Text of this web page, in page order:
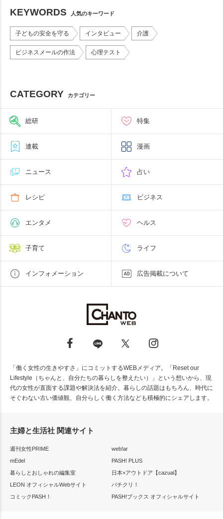
KEYWORDS 人気のキーワード
子どもの安全を守る インタビュー 介護
ビジネスメールの作法 心理テスト
CATEGORY カテゴリー
総研 特集
連載 漫画
ニュース 占い
レシピ ビジネス
エンタメ ヘルス
子育て ライフ
インフォメーション 広告掲載について
「働く女性の生きやすさ」にコミットするWEBメディア。「Reset our
Lifestyle（ちゃんと、自分たちの暮らしを整えたい）」という想いから、現
代の女性が直面する課題や解決法を紹介。暮らしの話題はもちろん、時代に
そぐわない古い価値観、自分らしく働く方法なども積極的にシェアします。
主婦と生活社 関連サイト
週刊女性PRIME
web!ar
mEdel
PASH! PLUS
暮らしとおしゃれの編集室
日本×アウトドア【cazual】
LEON オフィシャルWebサイト
パチクリ！
コミックPASH！
PASH!ブックス オフィシャルサイト